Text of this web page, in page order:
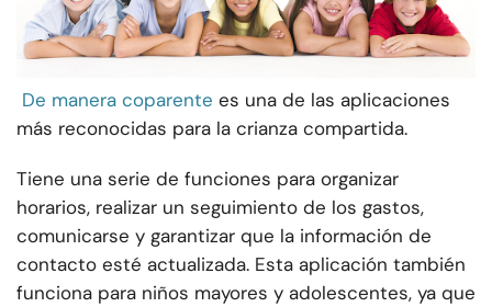
De manera coparente es una de las aplicaciones
más reconocidas para la crianza compartida.
Tiene una serie de funciones para organizar
horarios, realizar un seguimiento de los gastos,
comunicarse y garantizar que la información de
contacto esté actualizada. Esta aplicación también
funciona para niños mayores y adolescentes, ya que